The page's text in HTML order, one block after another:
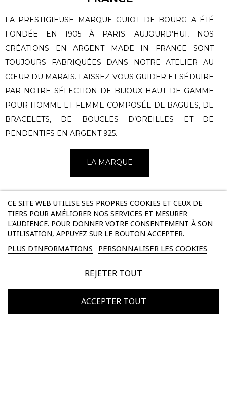
LA PRESTIGIEUSE MARQUE GUIOT DE BOURG A ÉTÉ
FONDÉE EN 1905 À PARIS. AUJOURD’HUI, NOS
CRÉATIONS EN ARGENT MADE IN FRANCE SONT
TOUJOURS FABRIQUÉES DANS NOTRE ATELIER AU
CŒUR DU MARAIS. LAISSEZ-VOUS GUIDER ET SÉDUIRE
PAR NOTRE SÉLECTION DE BIJOUX HAUT DE GAMME
POUR HOMME ET FEMME COMPOSÉE DE BAGUES, DE
BRACELETS, DE BOUCLES D’OREILLES ET DE
PENDENTIFS EN ARGENT 925.
LA MARQUE
NEWSLETTER
CRÉATIONS, ÉVÈNEMENTS SPÉCIAUX, INAUGURATIONS
S'INSCRIRE
CE SITE WEB UTILISE SES PROPRES COOKIES ET CEUX DE
TIERS POUR AMÉLIORER NOS SERVICES ET MESURER
L'AUDIENCE. POUR DONNER VOTRE CONSENTEMENT À SON
UTILISATION, APPUYEZ SUR LE BOUTON ACCEPTER.
PLUS D'INFORMATIONS PERSONNALISER LES COOKIES
REJETER TOUT
ACCEPTER TOUT